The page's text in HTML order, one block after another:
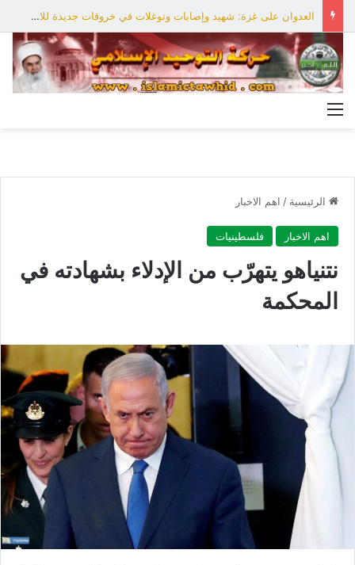
العدوان على غزة: شهيد وإصابات وتوغلات في خروقات جديدة للاحتلال
الرئيسية / اهم الاخبار
اهم الاخبار فلسطينيات
نتنياهو يتهرّب من الإدلاء بشهادته في
المحكمة